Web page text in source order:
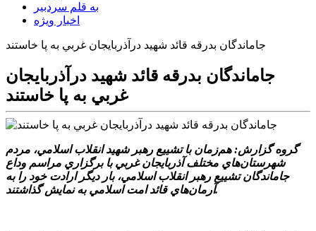
به قلم سردبیر
اخبار ویژه
جاماندگان بدرقه قائد شهيد درآذربايجان غربي به پا خاستند
جاماندگان بدرقه قائد شهيد درآذربايجان
غربي به پا خاستند
گروه گزارش: هم‌زمان با تشييع رهبر شهيد انقلاب اسلامي، مردم
شهرستان‌هاي مختلف آذربايجان غربي با برگزاري مراسم وداع
جاماندگان تشييع رهبر انقلاب اسلامي، بار ديگر ارادت خود را به
آرمان‌هاي قائد امت اسلامي به نمايش گذاشتند.